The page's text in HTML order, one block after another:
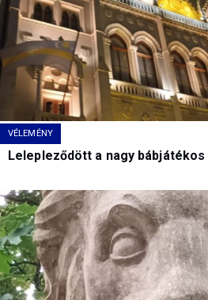
VÉLEMÉNY
Lelepleződött a nagy bábjátékos